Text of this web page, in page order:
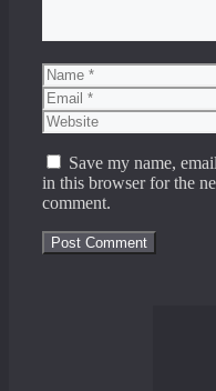
Name
Email
Website
Save my name,
in this browser for the
comment.